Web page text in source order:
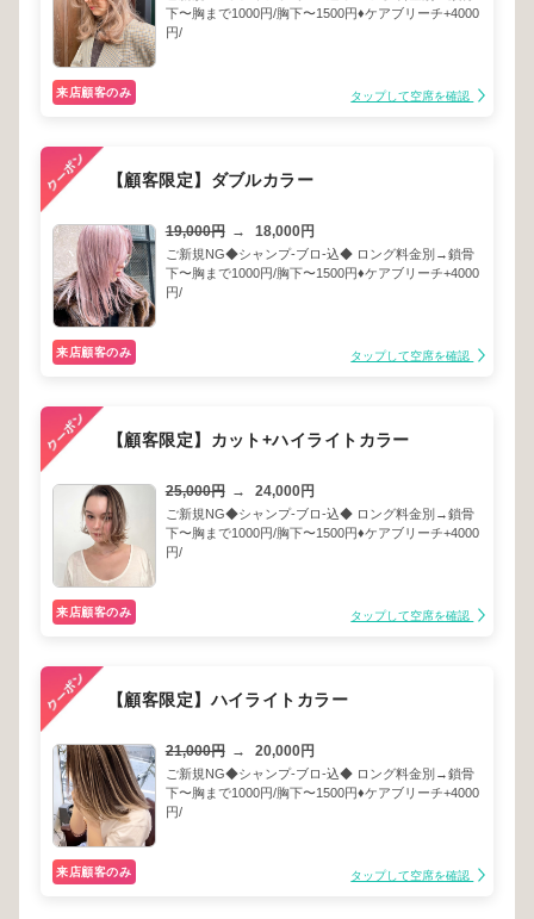
下〜胸まで1000円/胸下〜1500円♦︎ケアブリーチ+4000
円/
来店顧客のみ タップして空席を確認
【顧客限定】ダブルカラー
19,000円 → 18,000円
ご新規NG◆シャンプ-ブロ-込◆ ロング料金別→鎖骨
下〜胸まで1000円/胸下〜1500円♦︎ケアブリーチ+4000
円/
来店顧客のみ タップして空席を確認
【顧客限定】カット+ハイライトカラー
25,000円 → 24,000円
ご新規NG◆シャンプ-ブロ-込◆ ロング料金別→鎖骨
下〜胸まで1000円/胸下〜1500円♦︎ケアブリーチ+4000
円/
来店顧客のみ タップして空席を確認
【顧客限定】ハイライトカラー
21,000円 → 20,000円
ご新規NG◆シャンプ-ブロ-込◆ ロング料金別→鎖骨
下〜胸まで1000円/胸下〜1500円♦︎ケアブリーチ+4000
円/
来店顧客のみ タップして空席を確認